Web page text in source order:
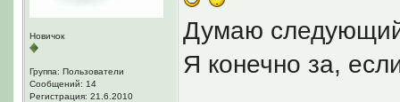
Новичок
Группа: Пользователи
Сообщений: 14
Регистрация: 21.6.2010
Думаю
Я конечно за,